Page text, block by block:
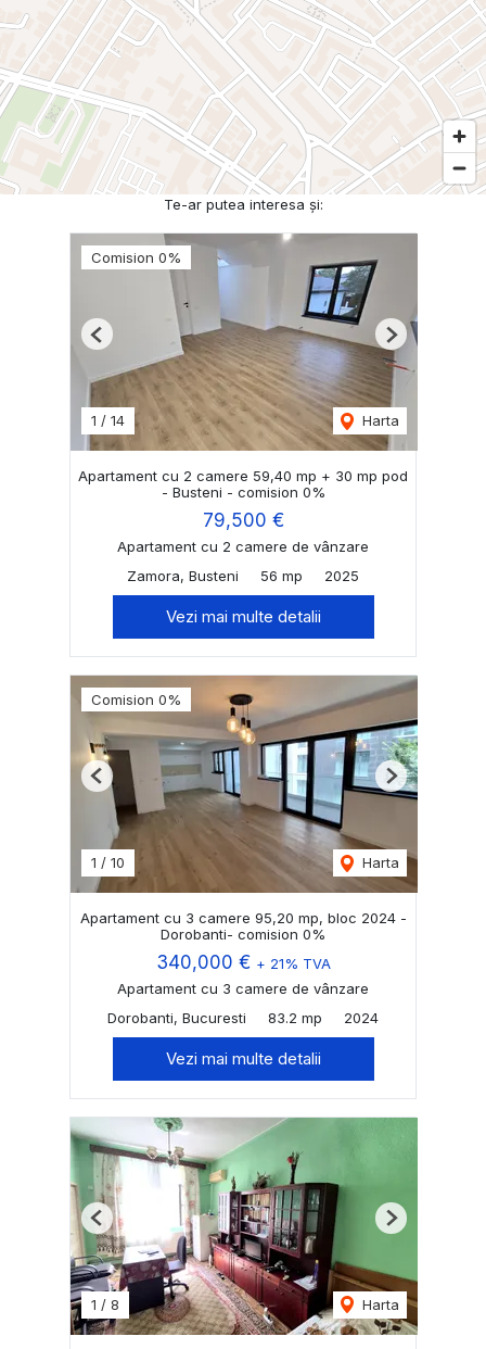
Te-ar putea interesa și:
Comision 0%
1 / 14 Harta
Previous Next
Apartament cu 2 camere 59,40 mp + 30 mp pod
- Busteni - comision 0%
79,500 €
Apartament cu 2 camere de vânzare
Zamora, Busteni
56 mp 2025
Vezi mai multe detalii
Comision 0%
1 / 10 Harta
Previous Next
Apartament cu 3 camere 95,20 mp, bloc 2024 -
Dorobanti- comision 0%
340,000 € + 21% TVA
Apartament cu 3 camere de vânzare
Dorobanti, Bucuresti
83.2 mp 2024
Vezi mai multe detalii
1 / 8 Harta
Previous Next